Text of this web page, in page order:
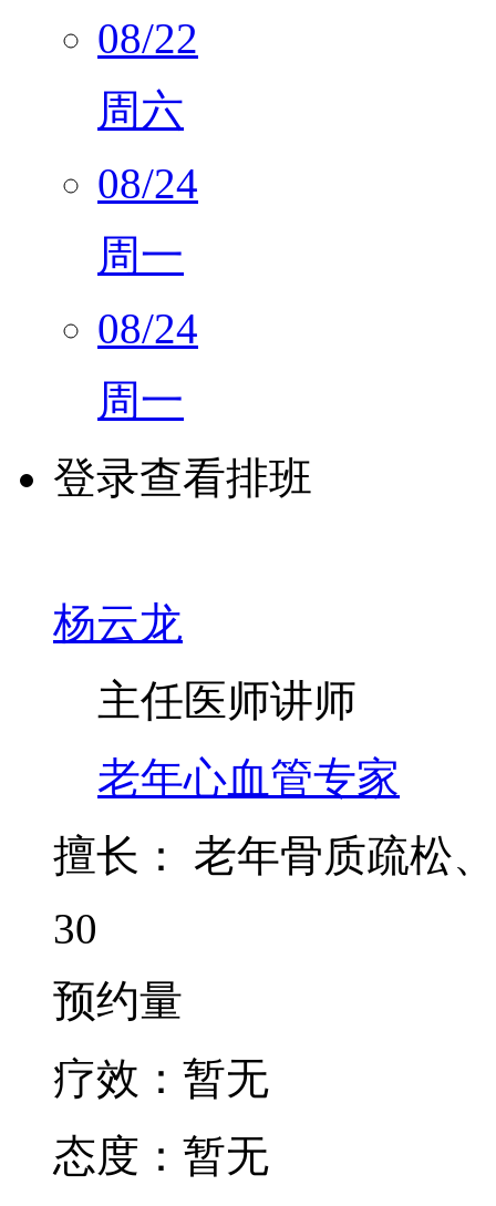
08/22
周六
08/24
周一
08/24
周一
登录查看排班
杨云龙
主任医师讲师
老年心血管专家
擅长：
老年骨质疏松
30
预约量
疗效： 暂无
态度： 暂无